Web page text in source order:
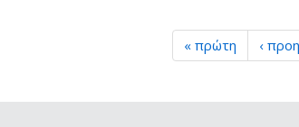
« πρώτη ‹